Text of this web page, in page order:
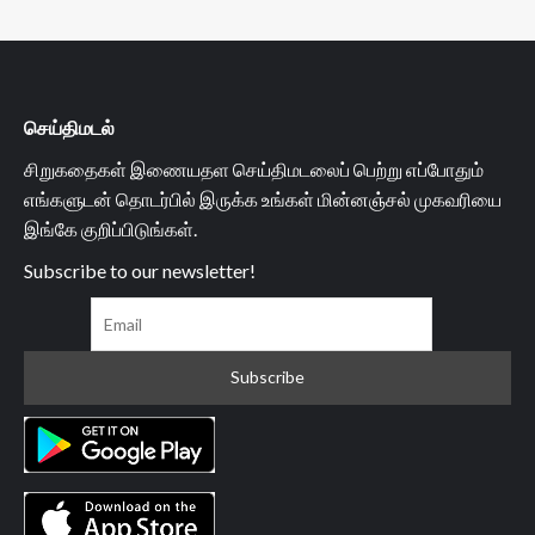
செய்திமடல்
சிறுகதைகள் இணையதள செய்திமடலைப் பெற்று எப்போதும்
எங்களுடன் தொடர்பில் இருக்க உங்கள் மின்னஞ்சல் முகவரியை
இங்கே குறிப்பிடுங்கள்.
Subscribe to our newsletter!